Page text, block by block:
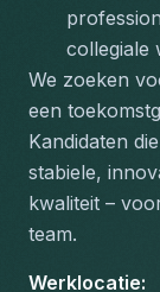
collegiale
We zoeken
een
Kandidaten
stabiele,
kwaliteit –
team.
Werklocatie: